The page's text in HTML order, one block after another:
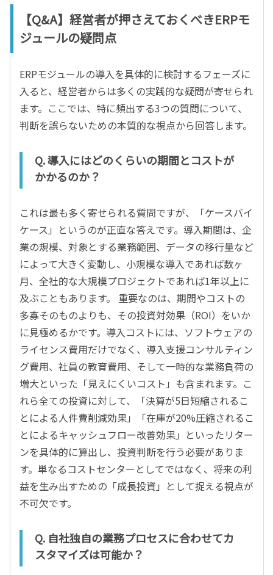
【Q&A】経営者が押さえておくべきERPモ
ジュールの疑問点
ERPモジュールの導入を具体的に検討するフェーズに
入ると、経営者からは多くの実践的な疑問が寄せられ
ます。ここでは、特に頻出する3つの質問について、
判断を誤らないための本質的な視点から回答します。
Q. 導入にはどのくらいの期間とコストが
かかるのか？
これは最も多く寄せられる質問ですが、「ケースバイ
ケース」というのが正直な答えです。導入期間は、企
業の規模、対象とする業務範囲、データの移行量など
によって大きく変動し、小規模な導入であれば数ヶ
月、全社的な大規模プロジェクトであれば1年以上に
及ぶこともあります。 重要なのは、期間やコストの
多寡そのものよりも、その投資対効果（ROI）をいか
に見極めるかです。導入コストには、ソフトウェアの
ライセンス費用だけでなく、導入支援コンサルティン
グ費用、社員の教育費用、そして一時的な業務負荷の
増大といった「見えにくいコスト」も含まれます。こ
れら全ての投資に対して、「決算が5日短縮されるこ
とによる人件費削減効果」「在庫が20%圧縮されるこ
とによるキャッシュフロー改善効果」といったリター
ンを具体的に算出し、投資判断を行う必要がありま
す。単なるコストセンターとしてではなく、将来の利
益を生み出すための「成長投資」として捉える視点が
不可欠です。
Q. 自社独自の業務プロセスに合わせてカ
スタマイズは可能か？